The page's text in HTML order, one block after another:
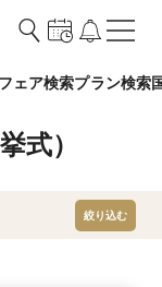
フェア検索プラン検索
式）
絞り込む